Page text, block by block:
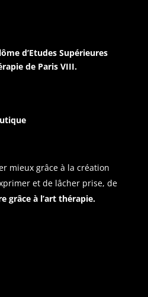
d’Etudes Supérieures
de Paris VIII.
mieux grâce à la création
et de lâcher prise, de
grâce à l’art thérapie.